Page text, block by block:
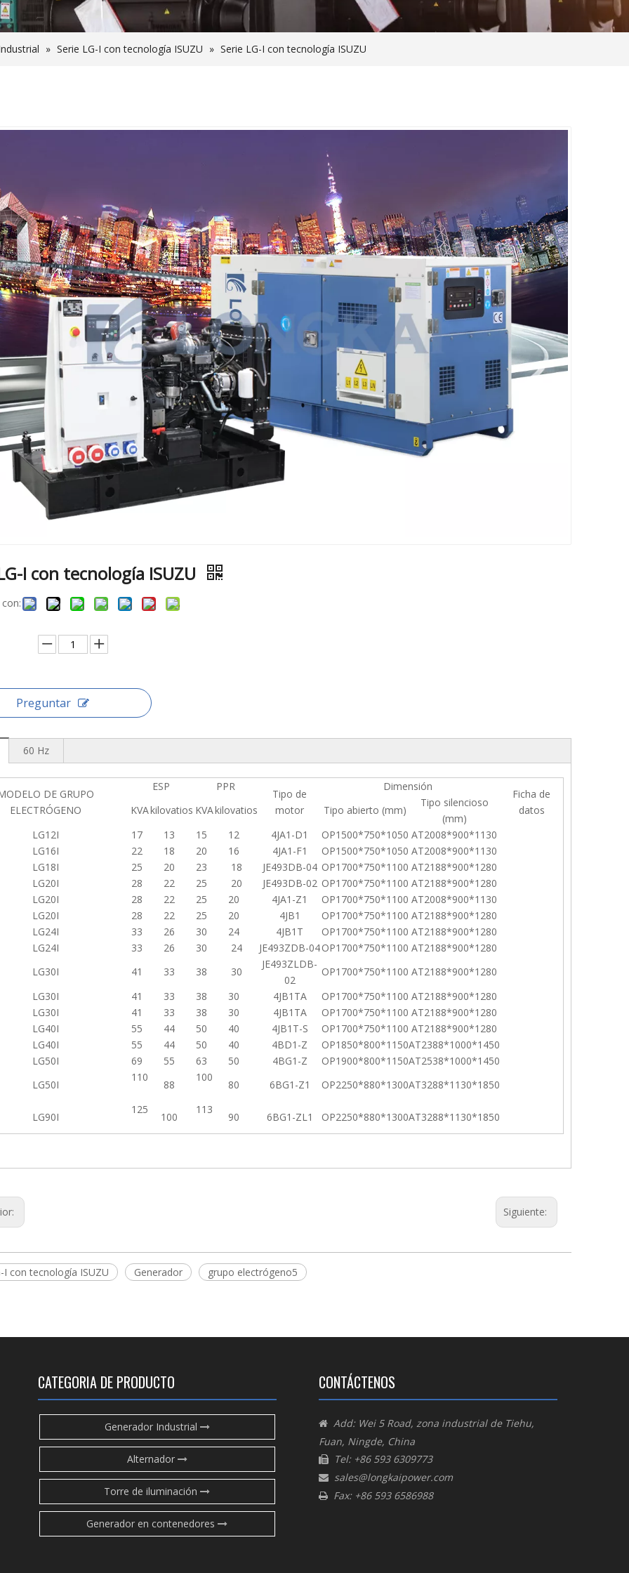
» Serie LG-I con tecnología ISUZU » Serie LG-I con tecnología ISUZU
I con tecnología ISUZU
Preguntar
60 Hz
DE GRUPO
ELECTRÓGENO
ESP PPR
Tipo de
motor
Dimensión
Ficha de
datos
KVAkilovatios KVAkilovatios Tipo abierto (mm)
Tipo silencioso
(mm)
LG12I
17 13 15 12 4JA1-D1 OP1500*750*1050 AT2008*900*1130
LG16I
22 18 20 16 4JA1-F1 OP1500*750*1050 AT2008*900*1130
LG18I
25 20 23 18 JE493DB-04 OP1700*750*1100 AT2188*900*1280
LG20I
28 22 25 20 JE493DB-02 OP1700*750*1100 AT2188*900*1280
LG20I
28 22 25 20 4JA1-Z1 OP1700*750*1100 AT2008*900*1130
LG20I
28 22 25 20 4JB1 OP1700*750*1100 AT2188*900*1280
LG24I
33 26 30 24 4JB1T OP1700*750*1100 AT2188*900*1280
LG24I
33 26 30 24 JE493ZDB-04OP1700*750*1100 AT2188*900*1280
LG30I
41 33 38 30
JE493ZLDB-
02
OP1700*750*1100 AT2188*900*1280
LG30I
41 33 38 30 4JB1TA OP1700*750*1100 AT2188*900*1280
LG30I
41 33 38 30 4JB1TA OP1700*750*1100 AT2188*900*1280
LG40I
55 44 50 40 4JB1T-S OP1700*750*1100 AT2188*900*1280
LG40I
55 44 50 40 4BD1-Z OP1850*800*1150AT2388*1000*1450
LG50I
69 55 63 50 4BG1-Z OP1900*800*1150AT2538*1000*1450
LG50I
110
88
100
80 6BG1-Z1 OP2250*880*1300AT3288*1130*1850
LG90I
125
100
113
90 6BG1-ZL1 OP2250*880*1300AT3288*1130*1850
Siguiente:
I con tecnología ISUZU Generador grupo electrógeno5
CATEGORIA DE PRODUCTO
Generador Industrial
Alternador
Torre de iluminación
Generador en contenedores
CONTÁCTENOS
 Add: Wei 5 Road, zona industrial de Tiehu,
Fuan, Ningde, China
 Tel: +86 593 6309773
 sales@longkaipower.com
 Fax: +86 593 6586988